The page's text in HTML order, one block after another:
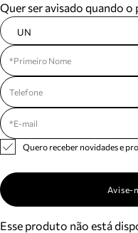
Quer ser avisado quando
UN
Quero receber novidades e
Avise-
Esse produto não está